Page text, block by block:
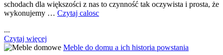
schodach dla większości z nas to czynność tak oczywista i prosta, że
wykonujemy … Czytaj calosc
...
Czytaj więcej
Meble do domu a ich historia powstania